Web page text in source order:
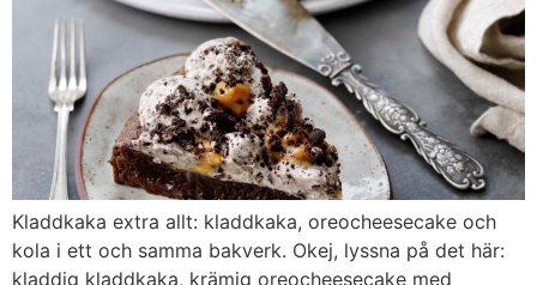
Kladdkaka extra allt: kladdkaka, oreocheesecake och
kola i ett och samma bakverk. Okej, lyssna på det här:
kladdig kladdkaka, krämig oreocheesecake med